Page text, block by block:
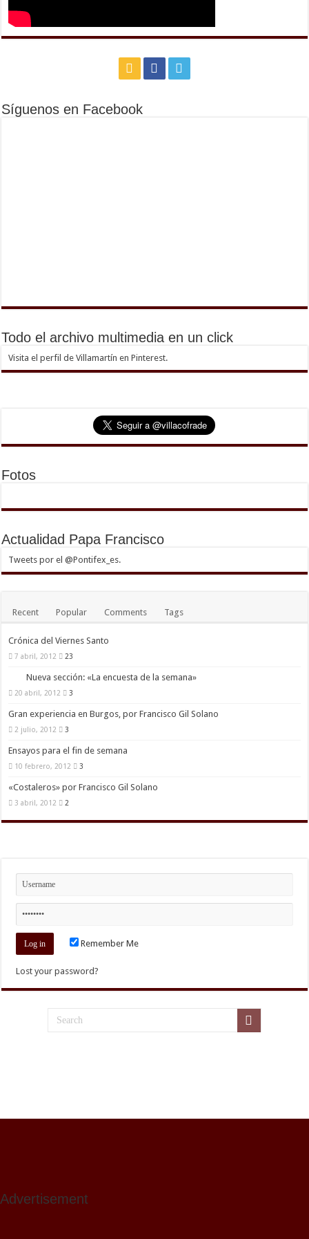
Síguenos en Facebook
Todo el archivo multimedia en un click
Visita el perfil de Villamartín en Pinterest.
Fotos
Actualidad Papa Francisco
Tweets por el @Pontifex_es.
Recent Popular Comments Tags
Crónica del Viernes Santo
7 abril, 2012 23
Nueva sección: «La encuesta de la semana»
20 abril, 2012 3
Gran experiencia en Burgos, por Francisco Gil Solano
2 julio, 2012 3
Ensayos para el fin de semana
10 febrero, 2012 3
«Costaleros» por Francisco Gil Solano
3 abril, 2012 2
Remember Me
Lost your password?
Advertisement